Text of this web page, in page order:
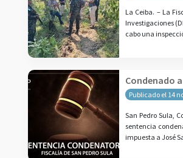
La Ceiba. – La
Investigaciones
cabo una
Condenado
Publicado el 14
San Pedro Sula,
sentencia
impuesta a José